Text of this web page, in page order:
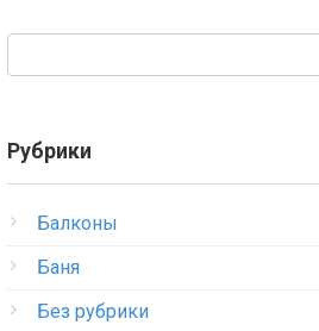
Рубрики
Балконы
Баня
Без рубрики